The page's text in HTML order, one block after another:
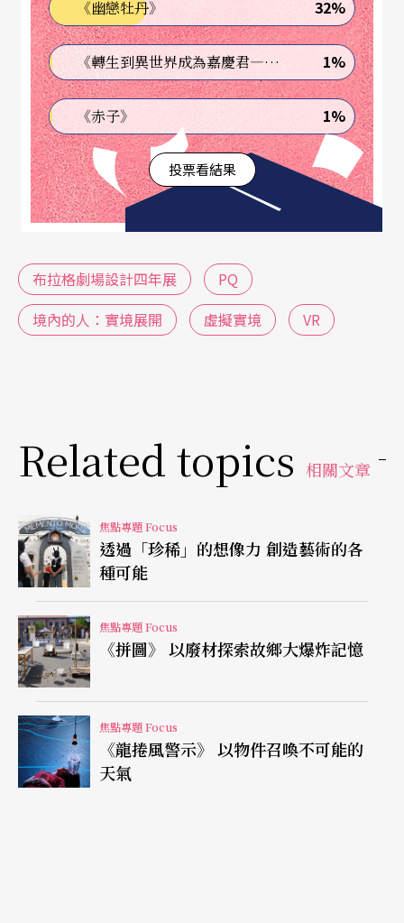
使得眼鏡裡的現實和外部的現實重疊。
《幽戀牡丹》 32%
《轉生到異世界成為嘉慶君—發現我的祖先是詐騙集團!?》 1%
《赤子》 1%
投票看結果
布拉格劇場設計四年展
PQ
境內的人：實境展開
虛擬實境 VR
Related topics 相關文章
焦點專題 Focus
透過「珍稀」的想像力 創造藝術的各
種可能
焦點專題 Focus
《拼圖》 以廢材探索故鄉大爆炸記憶
焦點專題 Focus
《龍捲風警示》 以物件召喚不可能的
天氣